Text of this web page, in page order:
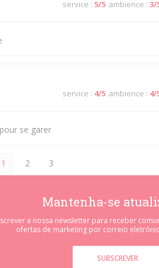
service : 5/5 ambience : 3/
service : 4/5 ambience : 4/
se garer
1 2 3
Mantenha-se
a nossa newsletter para receber
ofertas de marketing por correio
SUBSCREVER